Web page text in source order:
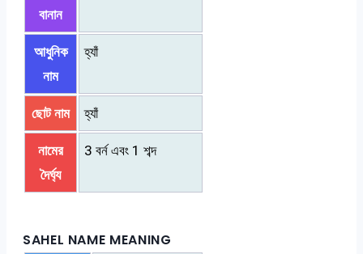
বানান
আধুনিক
নাম
হ্যাঁ
ছোট নাম হ্যাঁ
নামের
দৈর্ঘ্য
3 বর্ন এবং 1 শব্দ
SAHEL NAME MEANING